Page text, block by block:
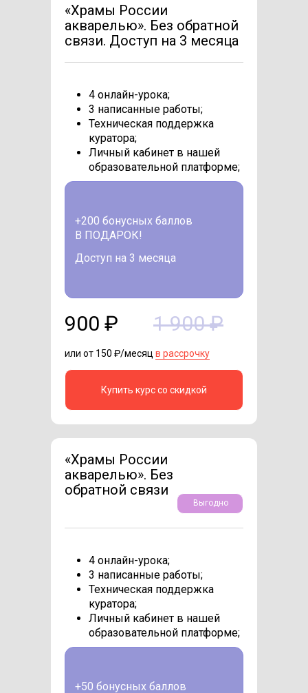
или от 150 ₽/месяц в рассрочку
4 онлайн-урока;
3 написанные работы;
Техническая поддержка
куратора;
Личный кабинет в нашей
образовательной платформе;
1 900 ₽
900 ₽
Купить курс со скидкой
«Храмы России
акварелью». Без обратной
связи. Доступ на 3 месяца
+200 бонусных баллов
В ПОДАРОК!
Доступ на 3 месяца
4 онлайн-урока;
3 написанные работы;
Техническая поддержка
куратора;
Личный кабинет в нашей
образовательной платформе;
«Храмы России
акварелью». Без
обратной связи
Выгодно
+50 бонусных баллов